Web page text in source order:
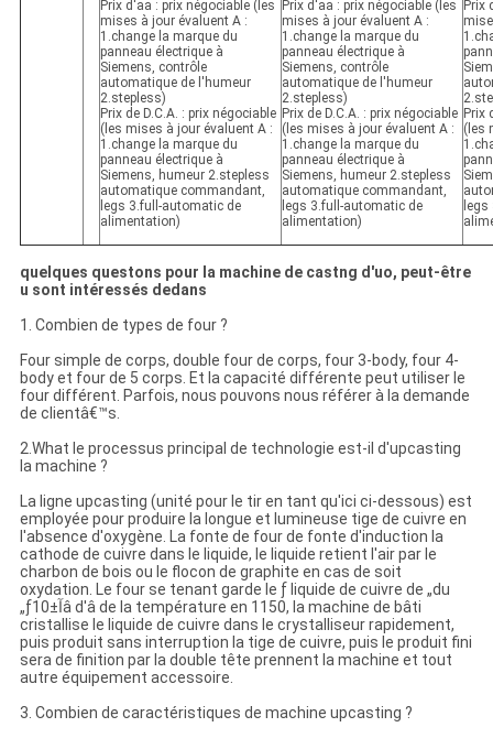
Prix d'aa : prix négociable (les
mises à jour évaluent A :
1.change la marque du
panneau électrique à
Siemens, contrôle
automatique de l'humeur
2.stepless)
Prix de D.C.A. : prix négociable
(les mises à jour évaluent A :
1.change la marque du
panneau électrique à
Siemens, humeur 2.stepless
automatique commandant,
legs 3.full-automatic de
alimentation)
Prix d'aa : prix négociable (les
mises à jour évaluent A :
1.change la marque du
panneau électrique à
Siemens, contrôle
automatique de l'humeur
2.stepless)
Prix de D.C.A. : prix négociable
(les mises à jour évaluent A :
1.change la marque du
panneau électrique à
Siemens, humeur 2.stepless
automatique commandant,
legs 3.full-automatic de
alimentation)
Prix
Prix
(les
quelques questons pour la machine de castng d'uo, peut-être
u sont intéressés dedans
1. Combien de types de four ?
Four simple de corps, double four de corps, four 3-body, four 4-
body et four de 5 corps. Et la capacité différente peut utiliser le
four différent. Parfois, nous pouvons nous référer à la demande
de clientâ€™s.
2.What le processus principal de technologie est-il d'upcasting
la machine ?
La ligne upcasting (unité pour le tir en tant qu'ici ci-dessous) est
employée pour produire la longue et lumineuse tige de cuivre en
l'absence d'oxygène. La fonte de four de fonte d'induction la
cathode de cuivre dans le liquide, le liquide retient l'air par le
charbon de bois ou le flocon de graphite en cas de soit
oxydation. Le four se tenant garde le ƒ liquide de cuivre de „du
„ƒآ±10â d'â de la température en 1150, la machine de bâti
cristallise le liquide de cuivre dans le crystalliseur rapidement,
puis produit sans interruption la tige de cuivre, puis le produit fini
sera de finition par la double tête prennent la machine et tout
autre équipement accessoire.
3. Combien de caractéristiques de machine upcasting ?